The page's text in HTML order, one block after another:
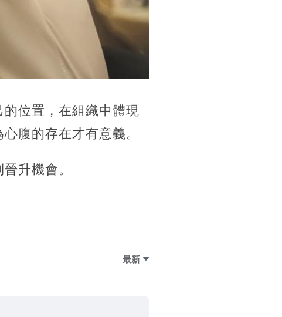
位置，在組織中體現
腹的存在才有意義。
升機會。
最新